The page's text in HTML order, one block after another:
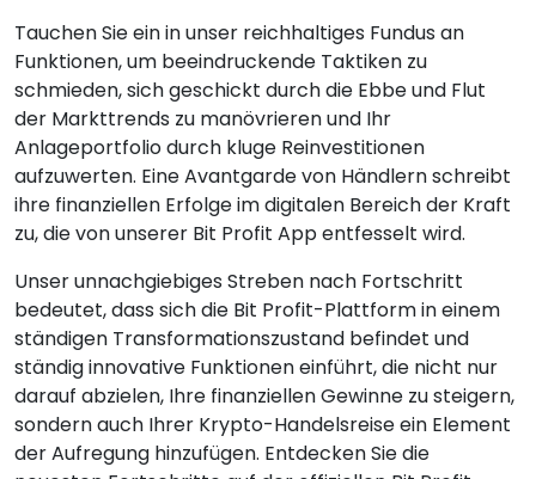
Tauchen Sie ein in unser reichhaltiges Fundus an
Funktionen, um beeindruckende Taktiken zu
schmieden, sich geschickt durch die Ebbe und Flut
der Markttrends zu manövrieren und Ihr
Anlageportfolio durch kluge Reinvestitionen
aufzuwerten. Eine Avantgarde von Händlern schreibt
ihre finanziellen Erfolge im digitalen Bereich der Kraft
zu, die von unserer Bit Profit App entfesselt wird.
Unser unnachgiebiges Streben nach Fortschritt
bedeutet, dass sich die Bit Profit-Plattform in einem
ständigen Transformationszustand befindet und
ständig innovative Funktionen einführt, die nicht nur
darauf abzielen, Ihre finanziellen Gewinne zu steigern,
sondern auch Ihrer Krypto-Handelsreise ein Element
der Aufregung hinzufügen. Entdecken Sie die